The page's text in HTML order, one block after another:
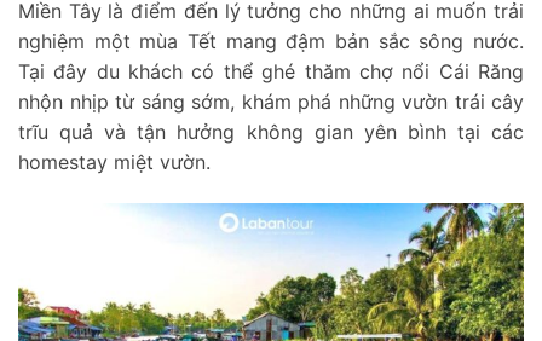
Miền Tây là điểm đến lý tưởng cho những ai muốn trải
nghiệm một mùa Tết mang đậm bản sắc sông nước.
Tại đây du khách có thể ghé thăm chợ nổi Cái Răng
nhộn nhịp từ sáng sớm, khám phá những vườn trái cây
trĩu quả và tận hưởng không gian yên bình tại các
homestay miệt vườn.